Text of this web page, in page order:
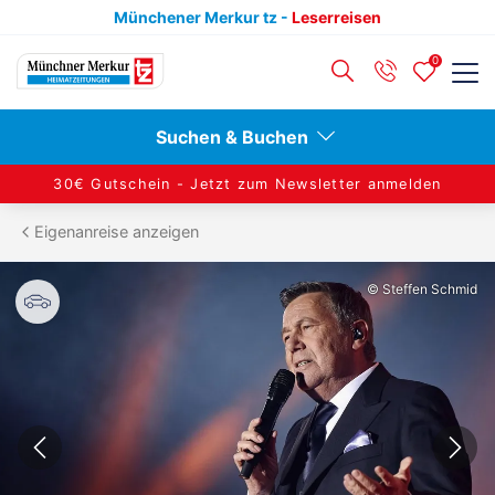
Münchener Merkur tz - Leserreisen
0
Suchen & Buchen
30€ Gutschein - Jetzt zum Newsletter anmelden
Zurück
Reisekategorien anzeigen
Aktivreisen
Kulturreisen
Zurück
Reiseziele anzeigen
Dresden
Nord- & Ostsee
Eigenanreise anzeigen
© Steffen Schmid